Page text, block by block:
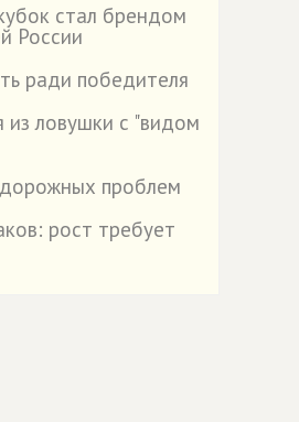
стал брендом
России
ради победителя
из ловушки с "видом
проблем
рост требует